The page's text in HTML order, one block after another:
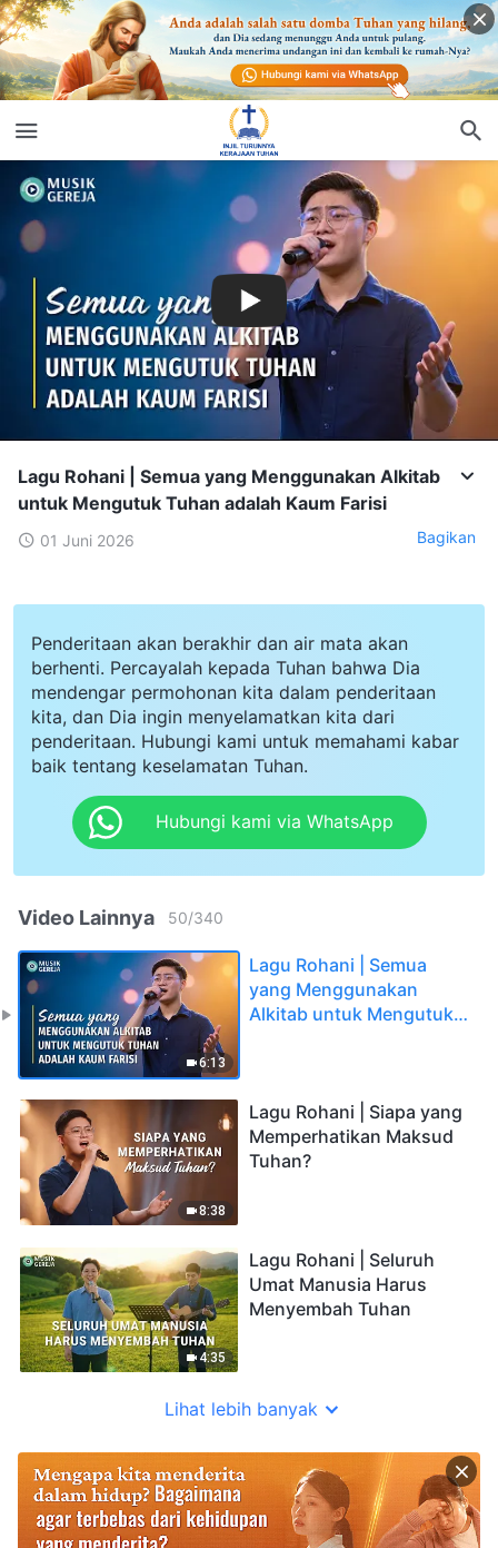
Lagu Rohani | Semua yang Menggunakan Alkitab
untuk Mengutuk Tuhan adalah Kaum Farisi
01 Juni 2026 Bagikan
Penderitaan akan berakhir dan air mata akan
berhenti. Percayalah kepada Tuhan bahwa Dia
mendengar permohonan kita dalam penderitaan
kita, dan Dia ingin menyelamatkan kita dari
penderitaan. Hubungi kami untuk memahami kabar
baik tentang keselamatan Tuhan.
Hubungi kami via WhatsApp
Video Lainnya 50/340
6:13
Lagu Rohani | Semua
yang Menggunakan
Alkitab untuk Mengutuk
8:38
Lagu Rohani | Siapa yang
Memperhatikan Maksud
Tuhan?
4:35
Lagu Rohani | Seluruh
Umat Manusia Harus
Menyembah Tuhan
Lihat lebih banyak